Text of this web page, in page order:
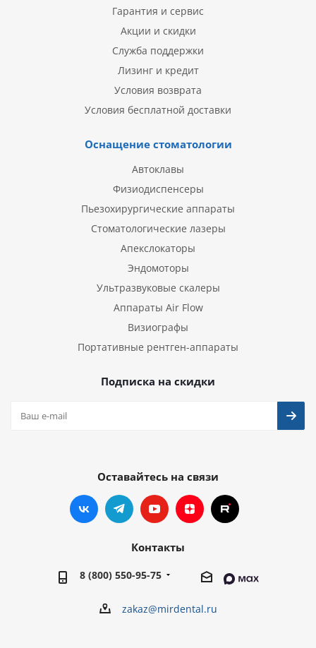
Гарантия и сервис
Акции и скидки
Служба поддержки
Лизинг и кредит
Условия возврата
Условия бесплатной доставки
Оснащение стоматологии
Автоклавы
Физиодиспенсеры
Пьезохирургические аппараты
Стоматологические лазеры
Апекслокаторы
Эндомоторы
Ультразвуковые скалеры
Аппараты Air Flow
Визиографы
Портативные рентген-аппараты
Подписка на скидки
Оставайтесь на связи
Контакты
8 (800) 550-95-75
zakaz@mirdental.ru